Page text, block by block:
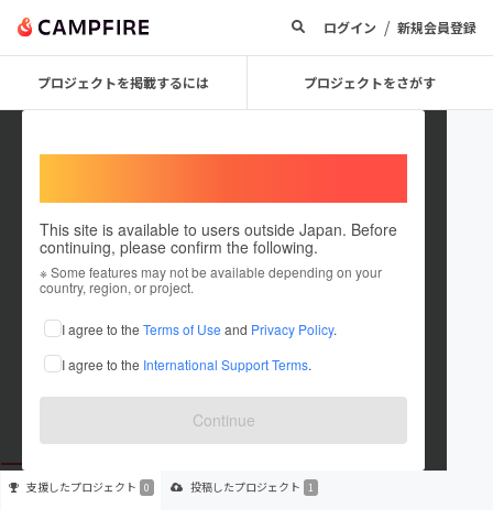
ログイン / 新規会員登録
プロジェクトを掲載するには プロジェクトをさがす
This site is available to users outside Japan. Before
continuing, please confirm the following.
※ Some features may not be available depending on your
country, region, or project.
I agree to the Terms of Use and Privacy Policy.
I agree to the International Support Terms.
Continue
hoostgym
これまでに1件のプロジェクトを投稿しています
在住国：未設定
出身国：未設定
支援したプロジェクト 0 投稿したプロジェクト 1